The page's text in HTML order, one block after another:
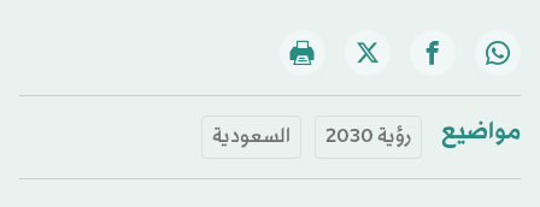
مواضيع رؤية 2030 السعودية